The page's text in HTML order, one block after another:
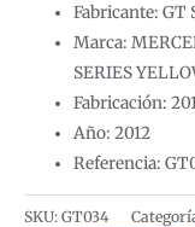
Fabricante: GT
Marca:
SERIES
Fabricación:
Año: 2012
Referencia:
SKU: GT034